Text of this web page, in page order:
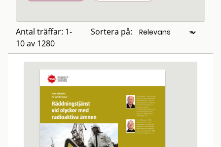
Antal träffar: 1-
10 av 1280
Sortera på: